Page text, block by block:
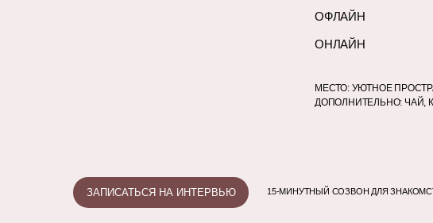
ОФЛАЙН
МЕСТО: УЮТНОЕ
ДОПОЛНИТЕЛЬНО: ЧАЙ,
ОНЛАЙН
ЗАПИСАТЬСЯ НА ИНТЕРВЬЮ 15-МИНУТНЫЙ СОЗВОН ДЛЯ